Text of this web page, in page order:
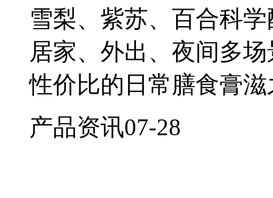
雪梨、紫苏、百合科
居家、外出、夜间多
性价比的日常膳食膏
产品资讯07-28